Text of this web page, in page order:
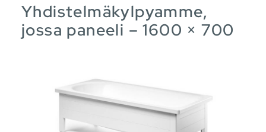
Yhdistelmäkylpyamme,
jossa paneeli – 1600 × 700